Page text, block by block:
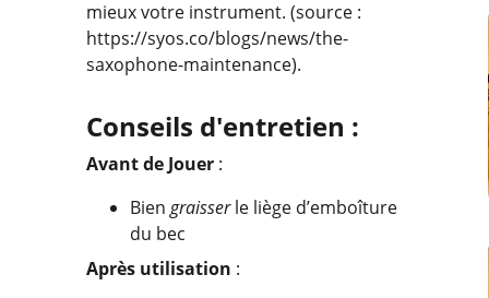
mieux votre instrument. (source :
https://syos.co/blogs/news/the-
saxophone-maintenance).
Conseils d'entretien :
Avant de Jouer :
Bien graisserle liège d’emboîture
du bec
Après utilisation :